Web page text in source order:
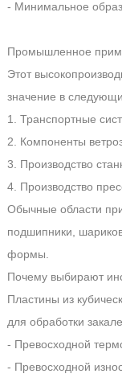
- Минимальное
Промышленное
Этот
значение в
1. Транспортные
2. Компоненты
3. Производство
4. Производство
Обычные области
подшипники,
формы.
Почему выбирают
Пластины из
для обработки
- Превосходной
- Превосходной